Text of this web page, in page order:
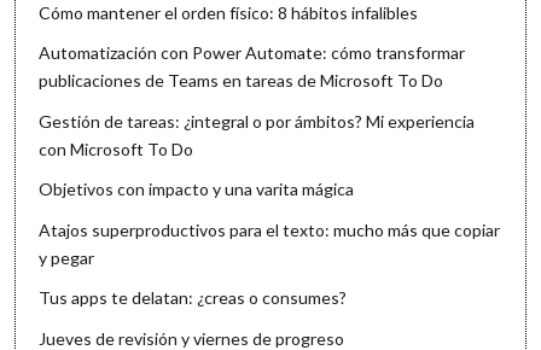
Cómo mantener el orden físico: 8 hábitos infalibles
Automatización con Power Automate: cómo transformar
publicaciones de Teams en tareas de Microsoft To Do
Gestión de tareas: ¿integral o por ámbitos? Mi experiencia
con Microsoft To Do
Objetivos con impacto y una varita mágica
Atajos superproductivos para el texto: mucho más que copiar
y pegar
Tus apps te delatan: ¿creas o consumes?
Jueves de revisión y viernes de progreso